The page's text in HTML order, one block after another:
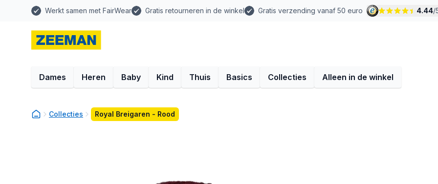
Werkt samen met FairWear Gratis retourneren in de winkel Gratis verzending vanaf 50 euro 4.44/
Dames Heren Baby Kind Thuis Basics Collecties Alleen in de winkel
Collecties Royal Breigaren - Rood